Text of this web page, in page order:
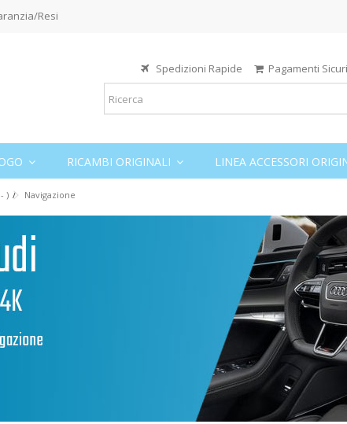
Resi
Spedizioni Rapide Pagamenti Sicuri
RICAMBI ORIGINALI LINEA ACCESSORI
) Navigazione